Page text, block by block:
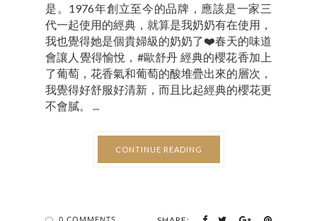
是。1976年創立至今的品牌，應該是一家三
代一起使用的經典，就算是我奶奶有在使用，
我也覺得她是個貴婦級的奶奶了❤️春天的味道
會讓人覺得愉悅，#歐舒丹 經典的櫻花香加上
了葡萄，花香氣和葡萄的酸堆疊出來的層次，
我覺得好舒服好清新，而且比起經典的櫻花更
不會膩。 ...
CONTINUE READING